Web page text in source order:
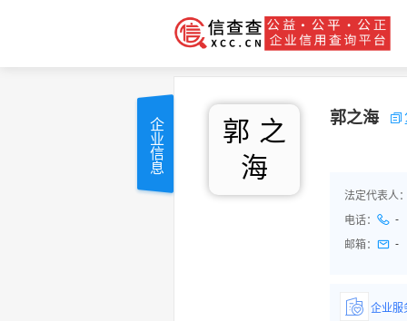
郭 之
海
郭之海
法定代表人
电话：
-
邮箱： -
企业服
企业信息